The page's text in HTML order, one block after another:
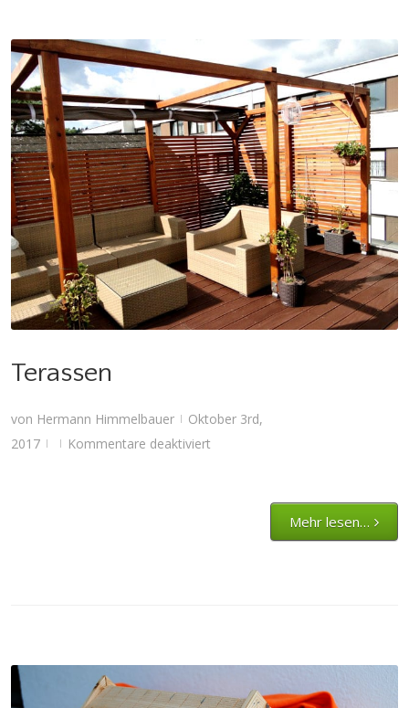
Terassen
Terassen
von Hermann Himmelbauer |
Oktober 3rd,
2017 | | Kommentare deaktiviert
Mehr lesen…